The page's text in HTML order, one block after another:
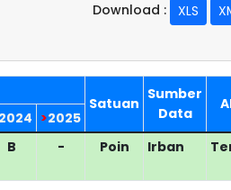
Download : XLS
Satuan
Sumber
Data
2024 >2025
B - Poin Irban